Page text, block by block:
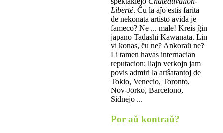
Liberté. Ĉu la aĵo estis farita
de nekonata artisto avida je
fameco? Ne ... male! Kreis ĝin
japano Tadashi Kawanata. Lin
vi konas, ĉu ne? Ankoraŭ ne?
Li tamen havas internacian
reputacion; liajn verkojn jam
povis admiri la artŝatantoj de
Tokio, Venecio, Toronto,
Nov-Jorko, Barcelono,
Sidnejo ...
Por aŭ kontraŭ?